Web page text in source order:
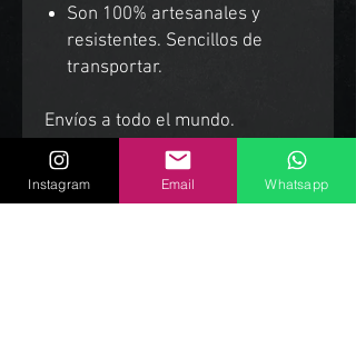
Son 100% artesanales y
resistentes. Sencillos de
transportar.
Envíos a todo el mundo.
Instagram Email Whatsapp